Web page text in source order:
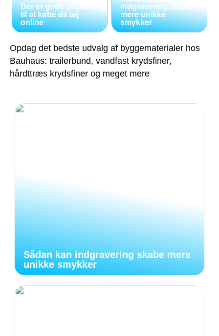
Der er gode grunde
til at købe dit tøj
online
indgravering skabe
mere unikke
smykker
Opdag det bedste udvalg af byggematerialer hos
Bauhaus: trailerbund, vandfast krydsfiner,
hårdttræs krydsfiner og meget mere
Sådan kan indgravering skabe mere
unikke smykker